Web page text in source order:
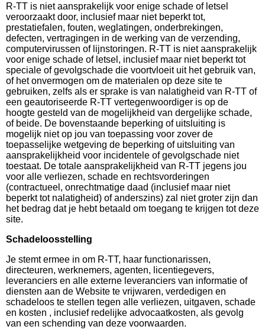
R-TT is niet aansprakelijk voor enige schade of letsel
veroorzaakt door, inclusief maar niet beperkt tot,
prestatiefalen, fouten, weglatingen, onderbrekingen,
defecten, vertragingen in de werking van de verzending,
computervirussen of lijnstoringen. R-TT is niet aansprakelijk
voor enige schade of letsel, inclusief maar niet beperkt tot
speciale of gevolgschade die voortvloeit uit het gebruik van,
of het onvermogen om de materialen op deze site te
gebruiken, zelfs als er sprake is van nalatigheid van R-TT of
een geautoriseerde R-TT vertegenwoordiger is op de
hoogte gesteld van de mogelijkheid van dergelijke schade,
of beide. De bovenstaande beperking of uitsluiting is
mogelijk niet op jou van toepassing voor zover de
toepasselijke wetgeving de beperking of uitsluiting van
aansprakelijkheid voor incidentele of gevolgschade niet
toestaat. De totale aansprakelijkheid van R-TT jegens jou
voor alle verliezen, schade en rechtsvorderingen
(contractueel, onrechtmatige daad (inclusief maar niet
beperkt tot nalatigheid) of anderszins) zal niet groter zijn dan
het bedrag dat je hebt betaald om toegang te krijgen tot deze
site.
Schadeloosstelling
Je stemt ermee in om R-TT, haar functionarissen,
directeuren, werknemers, agenten, licentiegevers,
leveranciers en alle externe leveranciers van informatie of
diensten aan de Website te vrijwaren, verdedigen en
schadeloos te stellen tegen alle verliezen, uitgaven, schade
en kosten , inclusief redelijke advocaatkosten, als gevolg
van een schending van deze voorwaarden.